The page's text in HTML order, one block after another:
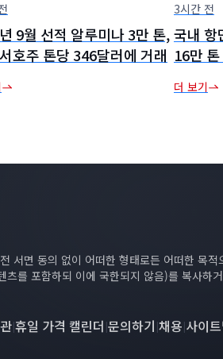
9월 선적 알루미나 3만 톤,
호주 톤당 346달러에 거래
3시간 전
국내 항
16만
더 보기
서면 동의 없이 어떠한 형태로든 어떠한 목적
를 포함하되 이에 국한되지 않음)를 복사하
|휴일 가격 캘린더 |문의하기 |채용|사이